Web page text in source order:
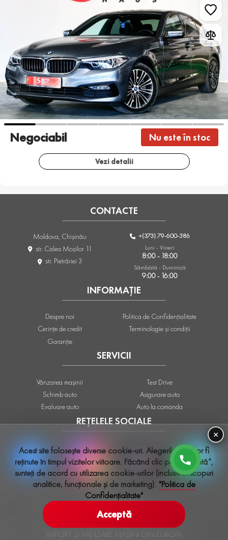
×
Acest site folosește diverse cookie-uri. Alegerile tale vor fi
reținute în timpul vizitelor viitoare. Făcând clic pe „Acceptă”,
sunteți de acord cu utilizarea cookie-urilor (inclusiv în scopuri
analitice, funcționale și de marketing). "Politica de
Confidențialitate"
Acceptă
Negociabil Nu este în stoc
Vezi detalii
SERVICII
Vânzarea mașinii
Schimb auto
Evaluare auto
Test Drive
Asigurare auto
Auto la comanda
INFORMAȚIE
Despre noi
Cerințe de credit
Garanție
Politica de Confidențialitate
Terminologie și condiții
CONTACTE
Moldova, Chişinău
str. Calea Moşilor 11
str. Pietrăriei 3
+(373) 79-600-386
Luni - Vineri
8:00 - 18:00
Sâmbătă - Duminică
9:00 - 16:00
REȚELELE SOCIALE
IMPORT ȘI VÂNZARE MAȘINI DIN EUROPA